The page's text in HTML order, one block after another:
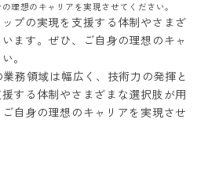
理想のキャリアを実現させてください。
プの実現を支援する体制やさまざ
ます。ぜひ、ご自身の理想のキャ
。
務領域は幅広く、技術力の発揮と
する体制やさまざまな選択肢が用
自身の理想のキャリアを実現させ